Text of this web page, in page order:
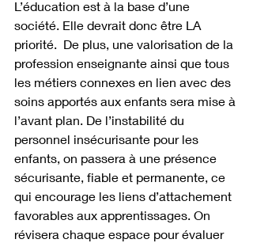
L’éducation est à la base d’une
société. Elle devrait donc être LA
priorité.  De plus, une valorisation de la
profession enseignante ainsi que tous
les métiers connexes en lien avec des
soins apportés aux enfants sera mise à
l’avant plan. De l’instabilité du
personnel insécurisante pour les
enfants, on passera à une présence
sécurisante, fiable et permanente, ce
qui encourage les liens d’attachement
favorables aux apprentissages. On
révisera chaque espace pour évaluer